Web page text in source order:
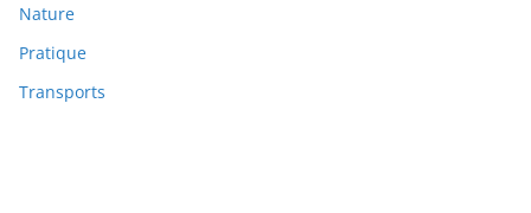
Nature
Pratique
Transports